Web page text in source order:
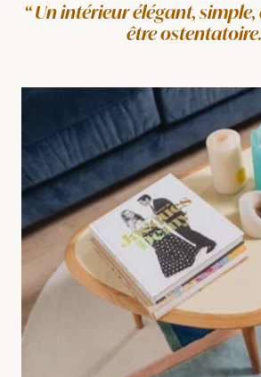
Un intérieur élégant, simple,
être ostentatoire.